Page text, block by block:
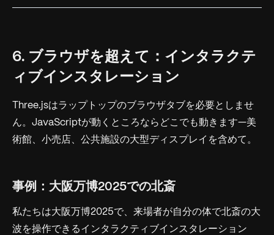
6. ブラウザを超えて：インタラクテ
ィブインスタレーション
Three.jsはラップトップのブラウザタブを必要としませ
ん。JavaScriptが動くところならどこでも動きます—美
術館、小売店、公共施設の大型ディスプレイを含めて。
事例：大阪万博2025での北斎
私たちは大阪万博2025で、来場者が自分の体で北斎の大
波を操作できるインタラクティブインスタレーション